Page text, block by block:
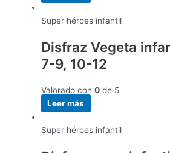
Super héroes infantil
Disfraz Vegeta
7-9, 10-12
Valorado con 0 de 5
Leer más
Super héroes infantil